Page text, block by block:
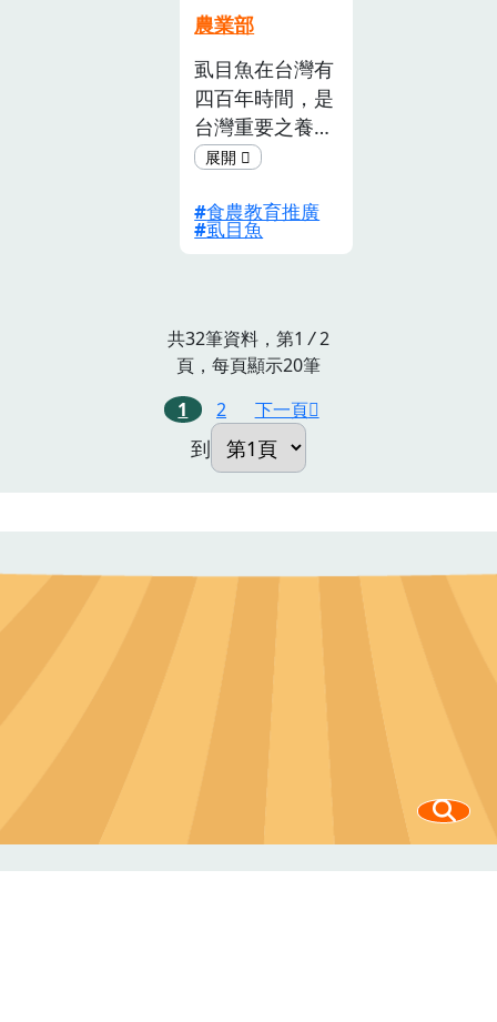
止)
農業部
虱目魚在台灣有
四百年時間，是
台灣重要之養殖
魚類，但是除了
條虱目魚的人都
是老人。我們希
育、傳統文化及
藝術為主題，以
透過食農教育計
畫推廣，以三大
目標為方向，
育推廣、友善生
虱目魚飲食文化
認同感。
食農教育推廣
虱目魚
共32筆資料，第1 /2
頁，每頁顯示20筆
1
2 下一頁
到